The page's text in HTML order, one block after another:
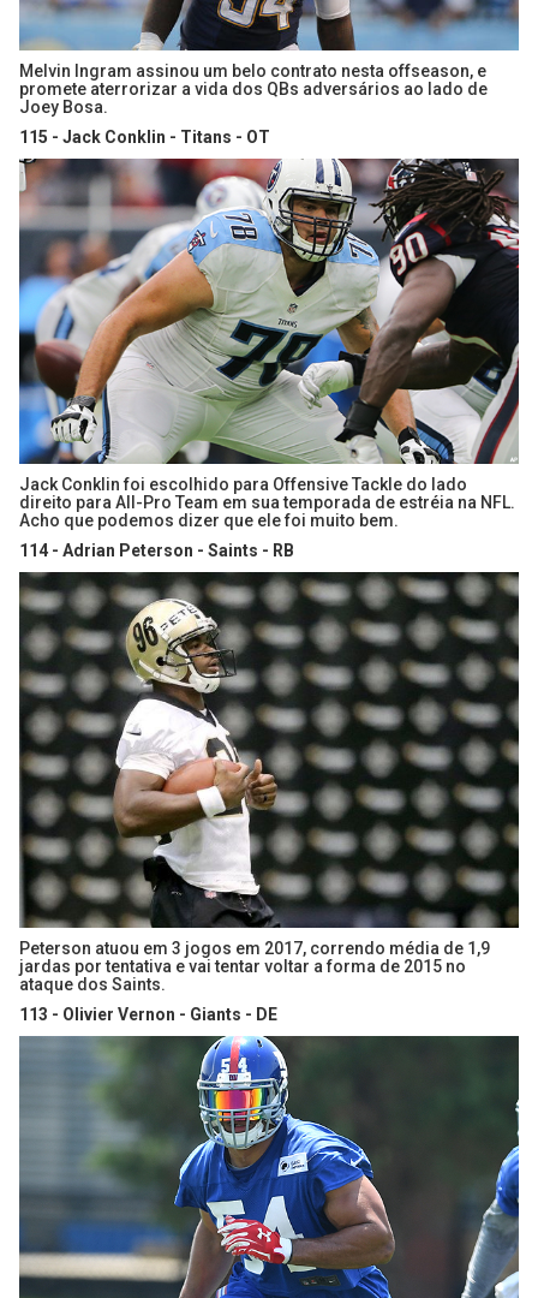
Melvin Ingram assinou um belo contrato nesta offseason, e
promete aterrorizar a vida dos QBs adversários ao lado de
Joey Bosa.
115 - Jack Conklin - Titans - OT
Jack Conklin foi escolhido para Offensive Tackle do lado
direito para All-Pro Team em sua temporada de estréia na NFL.
Acho que podemos dizer que ele foi muito bem.
114 - Adrian Peterson - Saints - RB
Peterson atuou em 3 jogos em 2017, correndo média de 1,9
jardas por tentativa e vai tentar voltar a forma de 2015 no
ataque dos Saints.
113 - Olivier Vernon - Giants - DE